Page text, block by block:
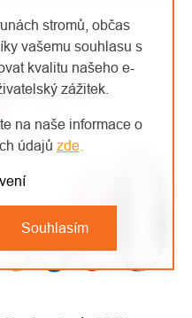
stromů, občas
vašemu souhlasu s
kvalitu našeho e-
zážitek.
na naše informace o
údajů zde.
Souhlasím
ZAJÍMAT